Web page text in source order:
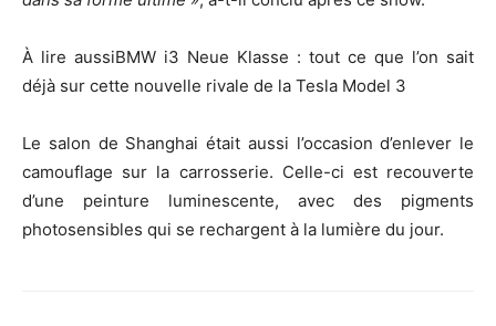
À lire aussiBMW i3 Neue Klasse : tout ce que l’on sait
déjà sur cette nouvelle rivale de la Tesla Model 3
Le salon de Shanghai était aussi l’occasion d’enlever le
camouflage sur la carrosserie. Celle-ci est recouverte
d’une peinture luminescente, avec des pigments
photosensibles qui se rechargent à la lumière du jour.